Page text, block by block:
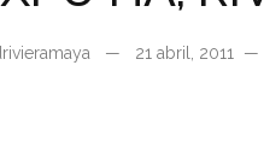
— 21 abril, 2011 —